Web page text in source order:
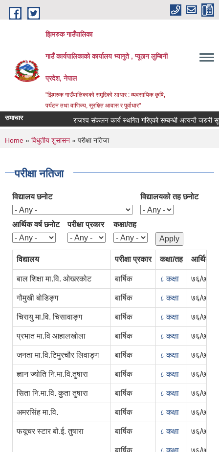
Skip to main content
झिमरुक गाउँपालिका
गाउँ कार्यपालिकाको कार्यालय भ्यागुते , प्यूठान लुम्बिनी
प्रदेश, नेपाल
"झिमरुक गाउँपालिकाको समृद्दिको आधार : व्यवसायिक कृषि,
पर्यटन तथा वाणिज्य, सुरक्षित आवास र पुर्वाधार"
समाचार राजश्व संकलन कार्य स्थगित गरिएको सम्बन्धी अत्यन्तै जरुरी
You are here
Home » विधुतीय शुसासन » परीक्षा नतिजा
परीक्षा नतिजा
विद्यालय छनोट विद्यालयको तह छनोट
आर्थिक वर्ष छनोट परीक्षा प्रकार कक्षा/तह
विद्यालय परीक्षा प्रकार कक्षा/तह आर्थिक
बाल शिक्षा मा.वि. ओखरकोट बार्षिक ८ कक्षा ७६/७७
गौमुखी बोडिङ्ग बार्षिक ८ कक्षा ७६/७७
चिरायु मा.वि. चिसावाङ्ग बार्षिक ८ कक्षा ७६/७७
प्रभात मा.वि आहालखोला बार्षिक ८ कक्षा ७६/७७
जनता मा.वि.टिमुरचौर लिवाङ्ग बार्षिक ८ कक्षा ७६/७७
ज्ञान ज्योति नि.मा.वि.तुषारा बार्षिक ८ कक्षा ७६/७७
सिता नि.मा.वि. कुता तुषारा बार्षिक ८ कक्षा ७६/७७
अमरसिंह मा.वि. बार्षिक ८ कक्षा ७६/७७
फयूचर स्टार बो.ई. तुषारा बार्षिक ८ कक्षा ७६/७७
बार्षिक ८ कक्षा ७६/७७